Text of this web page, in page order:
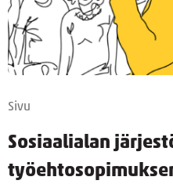
Sivu
Sosiaalialan